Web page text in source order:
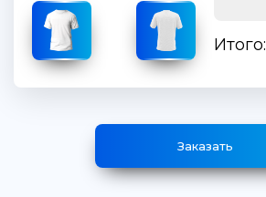
Итого: